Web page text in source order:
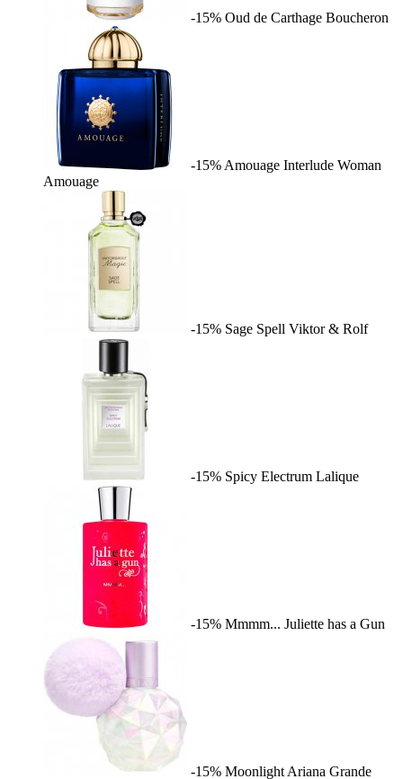
-15% Oud de Carthage Boucheron
-15% Amouage Interlude Woman
Amouage
-15% Sage Spell Viktor & Rolf
-15% Spicy Electrum Lalique
-15% Mmmm... Juliette has a Gun
-15% Moonlight Ariana Grande